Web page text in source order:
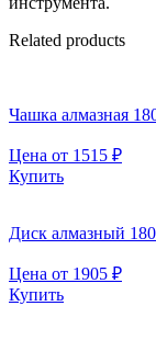
Related products
Чашка алмазная
Цена от 1515 ₽
Купить
Диск алмазный
Цена от 1905 ₽
Купить